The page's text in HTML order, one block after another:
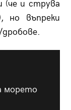
(че и струва
но въпреки
морето